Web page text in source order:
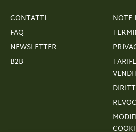
CONTATTI
FAQ
NEWSLETTER
B2B
NOTE